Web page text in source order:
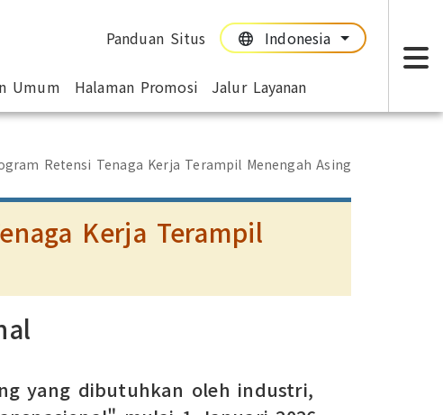
Panduan Situs Indonesia
Umum Halaman Promosi Jalur Layanan
Retensi Tenaga Kerja Terampil Menengah Asing
Kerja Terampil
yang dibutuhkan oleh industri,